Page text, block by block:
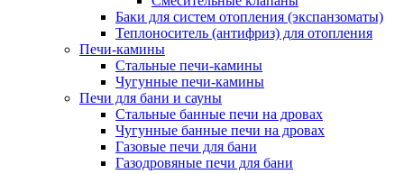
Баки для систем отопления (экспанзоматы)
Теплоноситель (антифриз) для отопления
Печи-камины
Стальные печи-камины
Чугунные печи-камины
Печи для бани и сауны
Стальные банные печи на дровах
Чугунные банные печи на дровах
Газовые печи для бани
Газодровяные печи для бани